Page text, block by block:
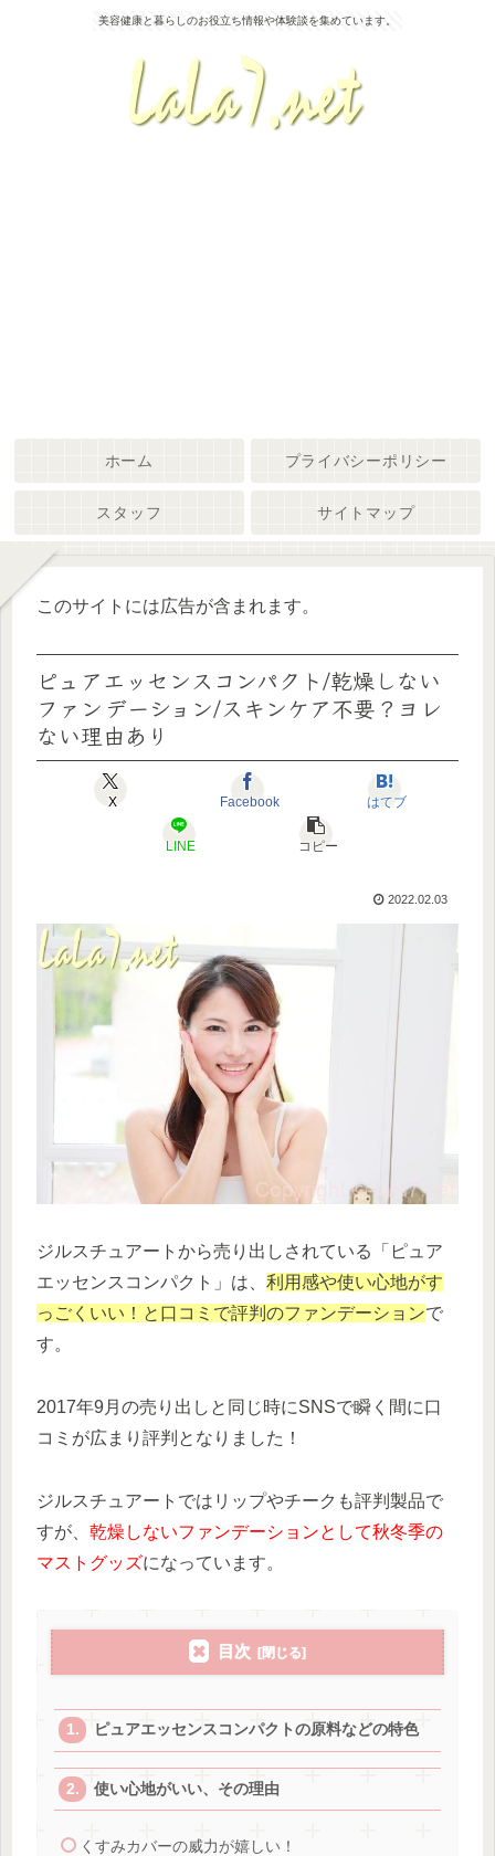
美容健康と暮らしのお役立ち情報や体験談を集めています。
ホーム プライバシーポリシー
スタッフ サイトマップ
このサイトには広告が含まれます。
ピュアエッセンスコンパクト/乾燥しない
ファンデーション/スキンケア不要？ヨレ
ない理由あり
X Facebook はてブ
LINE コピー
2022.02.03
ジルスチュアートから売り出しされている「ピュア
エッセンスコンパクト」は、 利用感や使い心地がす
っごくいい！と口コミで評判のファンデーションで
す。
2017年9月の売り出しと同じ時にSNSで瞬く間に口
コミが広まり評判となりました！
ジルスチュアートではリップやチークも評判製品で
すが、 乾燥しないファンデーションとして秋冬季の
マストグッズになっています。
目次
ピュアエッセンスコンパクトの原料などの特色
使い心地がいい、その理由
くすみカバーの威力が嬉しい！